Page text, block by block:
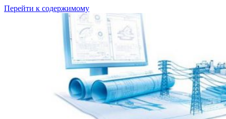
Перейти к содержимому